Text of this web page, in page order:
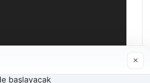
×